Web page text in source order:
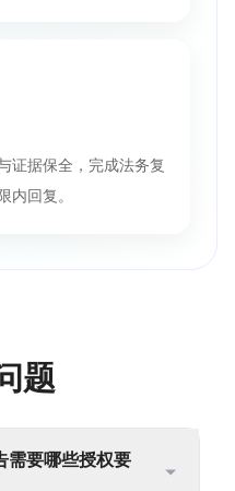
证据保全，完成法务复
回复。
题
需要哪些授权要